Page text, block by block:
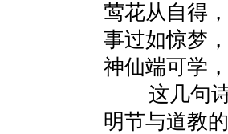
莺花从自得
事过如惊梦
神仙端可学
这几句诗
明节与道教